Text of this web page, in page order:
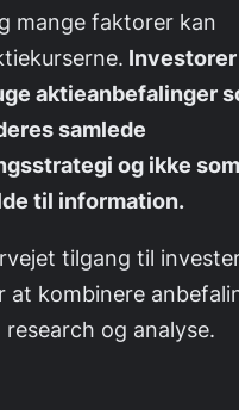
mange faktorer kan
aktieanbefalinger
samlede
og ikke
til information.
tilgang til
at kombinere
research og analyse.